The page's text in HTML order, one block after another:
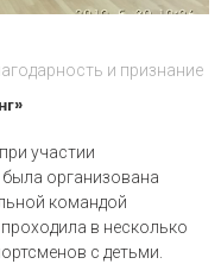
и признание
участии
организована
командой
в несколько
с детьми.